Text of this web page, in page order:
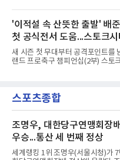
패와 통산 4번째 우승을 노린다.준결
레이시아는 8일 필리핀을 1-0
2027시즌 2.분데스리가(2부) 개막
뒤진 후반 추격골을 넣었다. 후반 15
마허와 교체 투입된 그는 후반 31분
오른쪽에서 카이 클레피시의 패스
발 슈팅으로 마무리했다.다름슈타
분 알렉산다르 부코티치의 동점골
챙겼다. 홀슈타인 킬은 전반 8분 기
활용한 제공권과 문전 슈팅이 강점
라이커로, K리그1 포항 스틸러스에서
'이적설 속 산뜻한 출발' 배
첫 공식전서 도움...스토크
새 시즌 첫 무대부터 공격포인트를
랜드 프로축구 챔피언십(2부) 스토
의 2026-2027시즌 잉글랜드 풋볼리
컵) 1라운드에서 팀의 2-0 승리에 쐐
다. 1-0으로 앞서던 후반 21분 그라
그는 후반 37분 상대 수비 라인 사이
전진 패스를 건넸고, 이를 받은 로베
크가 단독 드리블 끝에 오른발 슈팅
스포츠종합
조명우, 대한당구연맹회장
우승...통산 세 번째 정상
세계랭킹 1위 조명우(서울시청)가 7